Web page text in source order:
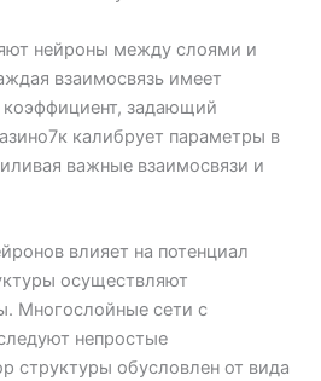
нейроны между слоями и
взаимосвязь имеет
задающий
калибрует параметры в
важные взаимосвязи и
влияет на потенциал
осуществляют
Многослойные сети с
непростые
структуры обусловлен от вида